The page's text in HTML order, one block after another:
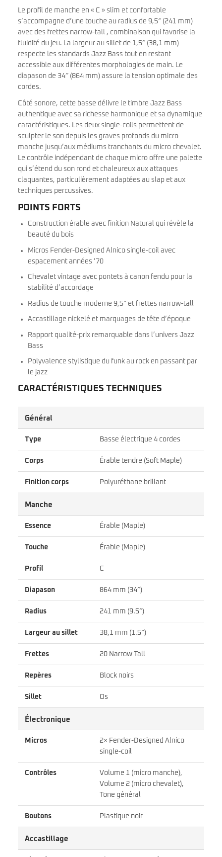
Le profil de manche en « C » slim et confortable
s’accompagne d’une touche au radius de 9,5″ (241 mm)
avec des frettes narrow-tall , combinaison qui favorise la
fluidité du jeu. La largeur au sillet de 1,5″ (38,1 mm)
respecte les standards Jazz Bass tout en restant
accessible aux différentes morphologies de main. Le
diapason de 34″ (864 mm) assure la tension optimale des
cordes.
Côté sonore, cette basse délivre le timbre Jazz Bass
authentique avec sa richesse harmonique et sa dynamique
caractéristiques. Les deux single-coils permettent de
sculpter le son depuis les graves profonds du micro
manche jusqu’aux médiums tranchants du micro chevalet.
Le contrôle indépendant de chaque micro offre une palette
qui s’étend du son rond et chaleureux aux attaques
claquantes, particulièrement adaptées au slap et aux
techniques percussives.
POINTS FORTS
Construction érable avec finition Natural qui révèle la
beauté du bois
Micros Fender-Designed Alnico single-coil avec
espacement années ’70
Chevalet vintage avec pontets à canon fendu pour la
stabilité d’accordage
Radius de touche moderne 9,5″ et frettes narrow-tall
Accastillage nickelé et marquages de tête d’époque
Rapport qualité-prix remarquable dans l’univers Jazz
Bass
Polyvalence stylistique du funk au rock en passant par
le jazz
CARACTÉRISTIQUES TECHNIQUES
Général
Type Basse électrique 4 cordes
Corps Érable tendre (Soft Maple)
Finition corps Polyuréthane brillant
Manche
Essence Érable (Maple)
Touche Érable (Maple)
Profil C
Diapason 864 mm (34″)
Radius 241 mm (9.5″)
Largeur au sillet 38,1 mm (1.5″)
Frettes 20 Narrow Tall
Repères Block noirs
Sillet Os
Électronique
Micros
2× Fender-Designed Alnico
single-coil
Contrôles
Volume 1 (micro manche),
Volume 2 (micro chevalet),
Tone général
Boutons Plastique noir
Accastillage